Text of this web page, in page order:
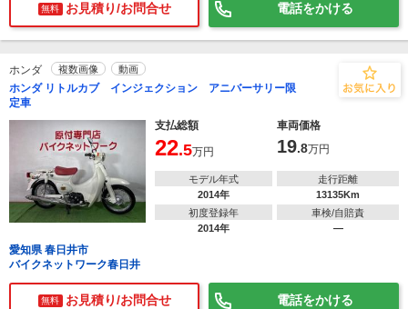
無料 お見積り/お問合せ 電話をかける
ホンダ 複数画像 動画
ホンダ リトルカブ インジェクション アニバーサリー限
定車
支払総額
車両価格
22.5万円 19.8万円
モデル年式
2014年
走行距離
13135Km
初度登録年
2014年
車検/自賠責
―
愛知県 春日井市
バイクネットワーク春日井
無料 お見積り/お問合せ 電話をかける